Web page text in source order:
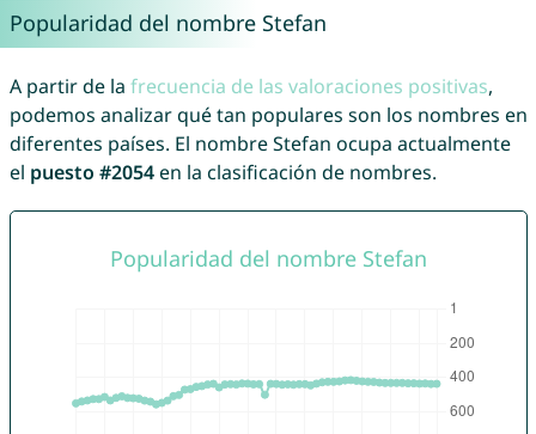
Popularidad del nombre Stefan
A partir de la frecuencia de las valoraciones positivas,
podemos analizar qué tan populares son los nombres en
diferentes países. El nombre Stefan ocupa actualmente
el puesto #2054en la clasificación de nombres.